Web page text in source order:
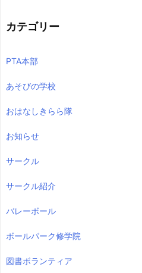
カテゴリー
PTA本部
あそびの学校
おはなしきらら隊
お知らせ
サークル
サークル紹介
バレーボール
ボールパーク修学院
図書ボランティア